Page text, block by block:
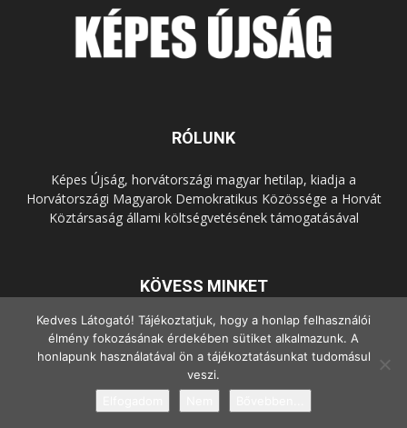
RÓLUNK
Képes Újság, horvátországi magyar hetilap, kiadja a
Horvátországi Magyarok Demokratikus Közössége a Horvát
Köztársaság állami költségvetésének támogatásával
KÖVESS MINKET
© Copyright - 2022 Minden jog fenntartva.
Kedves Látogató! Tájékoztatjuk, hogy a honlap felhasználói
élmény fokozásának érdekében sütiket alkalmazunk. A
honlapunk használatával ön a tájékoztatásunkat tudomásul
veszi.